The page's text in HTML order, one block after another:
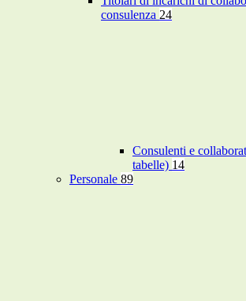
consulenza 24
Consulenti e
tabelle) 14
Personale 89